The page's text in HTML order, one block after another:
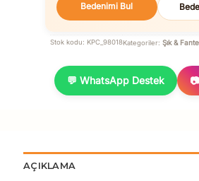
Bedenimi Bul
Stok kodu: KPC_98018Kategoriler: Şık &
💬 WhatsApp Destek
AÇIKLAMA